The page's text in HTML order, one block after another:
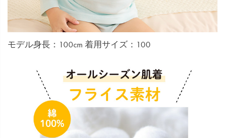
モデル身長：100cm 着用サイズ：100